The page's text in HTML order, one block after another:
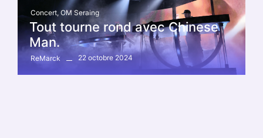
Concert, OM Seraing
Tout tourne rond avec Chinese
Man.
ReMarck 22 octobre 2024